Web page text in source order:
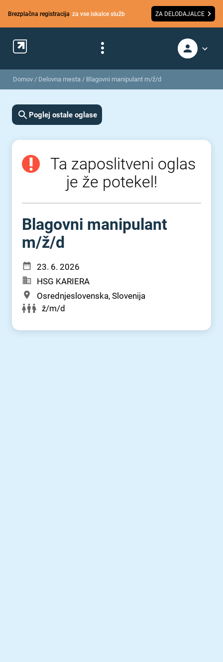
Brezplačna registracija za vse iskalce služb ZA DELODAJALCE
Domov / Delovna mesta / Blagovni manipulant m/ž/d
Poglej ostale oglase
Ta zaposlitveni oglas
je že potekel!
Blagovni manipulant
m⁠/⁠ž⁠/⁠d
23. 6. 2026
HSG KARIERA
Osrednjeslovenska, Slovenija
ž/m/d